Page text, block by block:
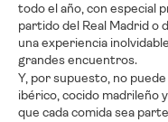
todo el año, con especial
partido del Real Madrid o
una experiencia
grandes encuentros.
Y, por supuesto, no
ibérico, cocido madrileño
que cada comida sea